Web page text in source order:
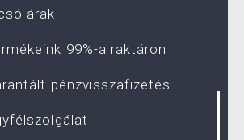
árak
99%-a raktáron
pénzvisszafizetés